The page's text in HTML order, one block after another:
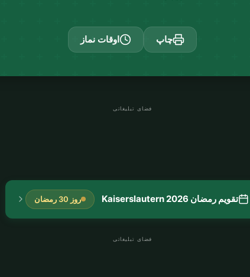
چاپ اوقات نماز
فضای تبلیغاتی
تقویم رمضان Kaiserslautern 2026 روز 30 رمضان
فضای تبلیغاتی